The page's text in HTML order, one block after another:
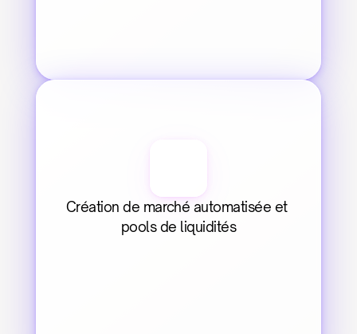
Création de marché automatisée et
pools de liquidités